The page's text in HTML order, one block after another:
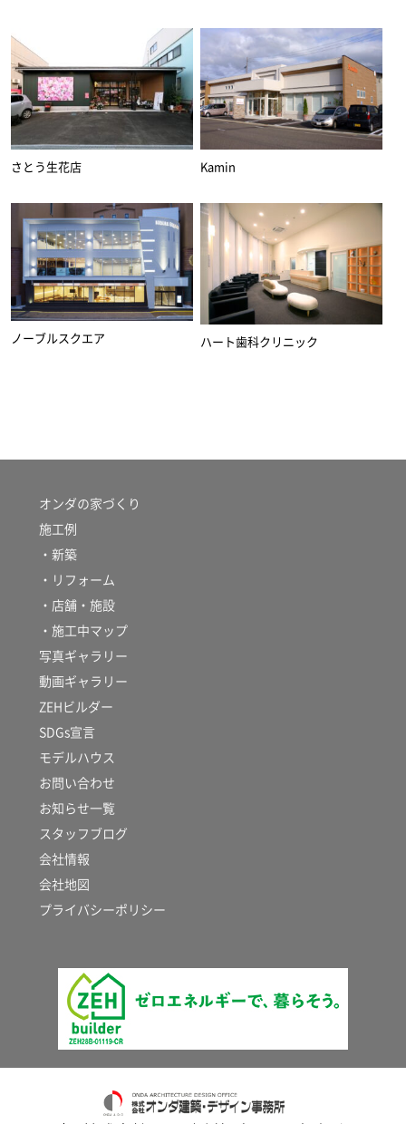
さとう生花店 Kamin
ノーブルスクエア ハート歯科クリニック
オンダの家づくり
施工例
・新築
・リフォーム
・店舗・施設
・施工中マップ
写真ギャラリー
動画ギャラリー
ZEHビルダー
SDGs宣言
モデルハウス
お問い合わせ
お知らせ一覧
スタッフブログ
会社情報
会社地図
プライバシーポリシー